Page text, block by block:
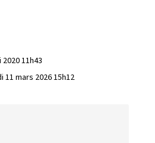
11h43
11 mars 2026 15h12